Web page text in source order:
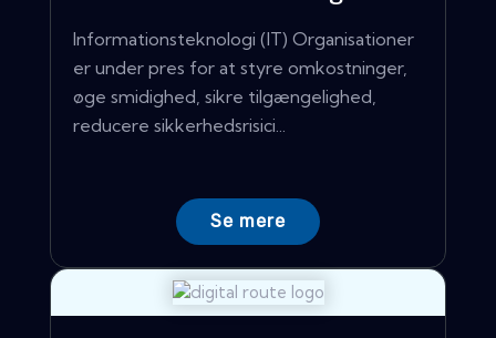
Informationsteknologi (IT) Organisationer
er under pres for at styre omkostninger,
øge smidighed, sikre tilgængelighed,
reducere sikkerhedsrisici...
Se mere